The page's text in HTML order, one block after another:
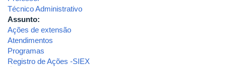
Técnico Administrativo
Assunto:
Ações de extensão
Atendimentos
Programas
Registro de Ações -SIEX